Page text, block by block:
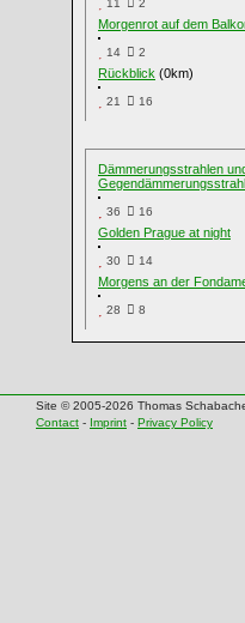
11 2
Morgenrot auf dem
14 2
Rückblick (0km)
21 16
Dämmerungsstrahlen
36 16
Golden Prague at night
30 14
Morgens an der
28 8
Site © 2005-2026 Thomas
Contact - Imprint - Privacy Policy